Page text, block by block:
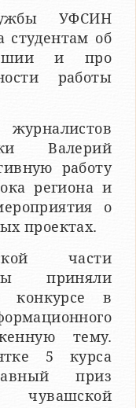
УФСИН
студентам об
и про
работы
Валерий
работу
региона и
о
проектах.
части
приняли
конкурсе в
тему.
5 курса
приз